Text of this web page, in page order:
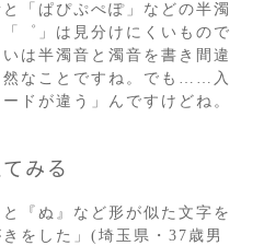
「ぱぴぷぺぽ」などの半濁
゜」は見分けにくいもので
は半濁音と濁音を書き間違
然なことですね。でも……入
ドが違う」んですけどね。
みる
『ぬ』など形が似た文字を
をした」(埼玉県・37歳男